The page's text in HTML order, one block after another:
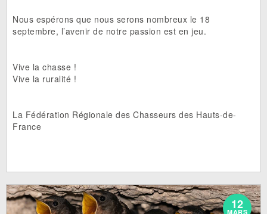
Nous espérons que nous serons nombreux le 18
septembre, l’avenir de notre passion est en jeu.
Vive la chasse !
Vive la ruralité !
La Fédération Régionale des Chasseurs des Hauts-de-
France
12
MARS